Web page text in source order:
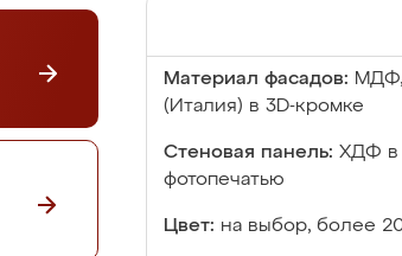
Материал фасадов: МДФ,
(Италия) в 3D-кромке
Стеновая панель: ХДФ в
фотопечатью
Цвет: на выбор, более